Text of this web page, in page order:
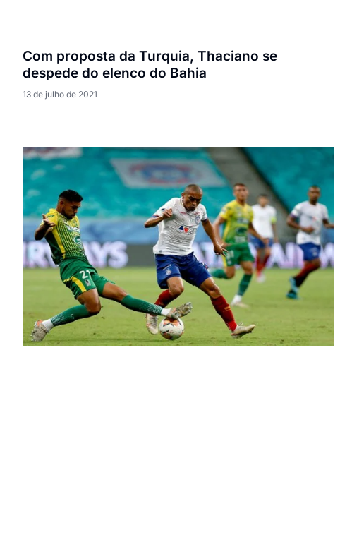
Com proposta da Turquia, Thaciano se
despede do elenco do Bahia
13 de julho de 2021